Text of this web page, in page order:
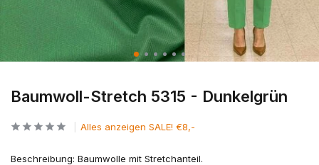
Baumwoll-Stretch 5315 - Dunkelgrün
Alles anzeigen SALE! €8,-
Beschreibung: Baumwolle mit Stretchanteil.